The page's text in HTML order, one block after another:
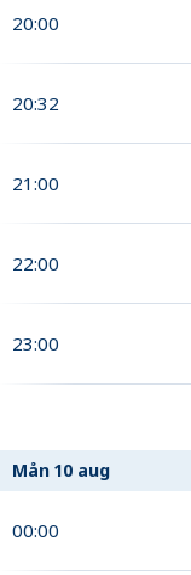
20:00
20:32
21:00
22:00
23:00
Mån 10 aug
00:00